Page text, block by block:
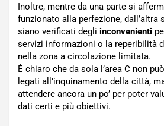
Inoltre, mentre da una parte si
funzionato alla perfezione, dall’altra
siano verificati degli inconvenienti
servizi informazioni o la reperibilità
nella zona a circolazione limitata.
È chiaro che da sola l’area C non
legati all’inquinamento della città,
attendere ancora un po’ per poter
dati certi e più obiettivi.